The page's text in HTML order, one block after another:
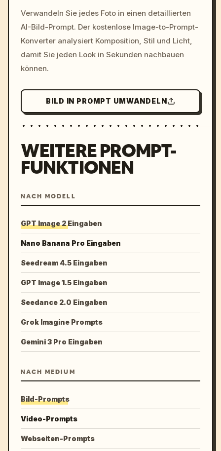
c, cyberpunk sunset, neon
colors, 8k --v 6.0
Verwandeln Sie jedes Foto in einen detaillierten
AI-Bild-Prompt. Der kostenlose Image-to-Prompt-
Konverter analysiert Komposition, Stil und Licht,
damit Sie jeden Look in Sekunden nachbauen
können.
BILD IN PROMPT UMWANDELN
WEITERE PROMPT-
FUNKTIONEN
NACH MODELL
GPT Image 2 Eingaben
Nano Banana Pro Eingaben
Seedream 4.5 Eingaben
GPT Image 1.5 Eingaben
Seedance 2.0 Eingaben
Grok Imagine Prompts
Gemini 3 Pro Eingaben
NACH MEDIUM
Bild-Prompts
Video-Prompts
Webseiten-Prompts